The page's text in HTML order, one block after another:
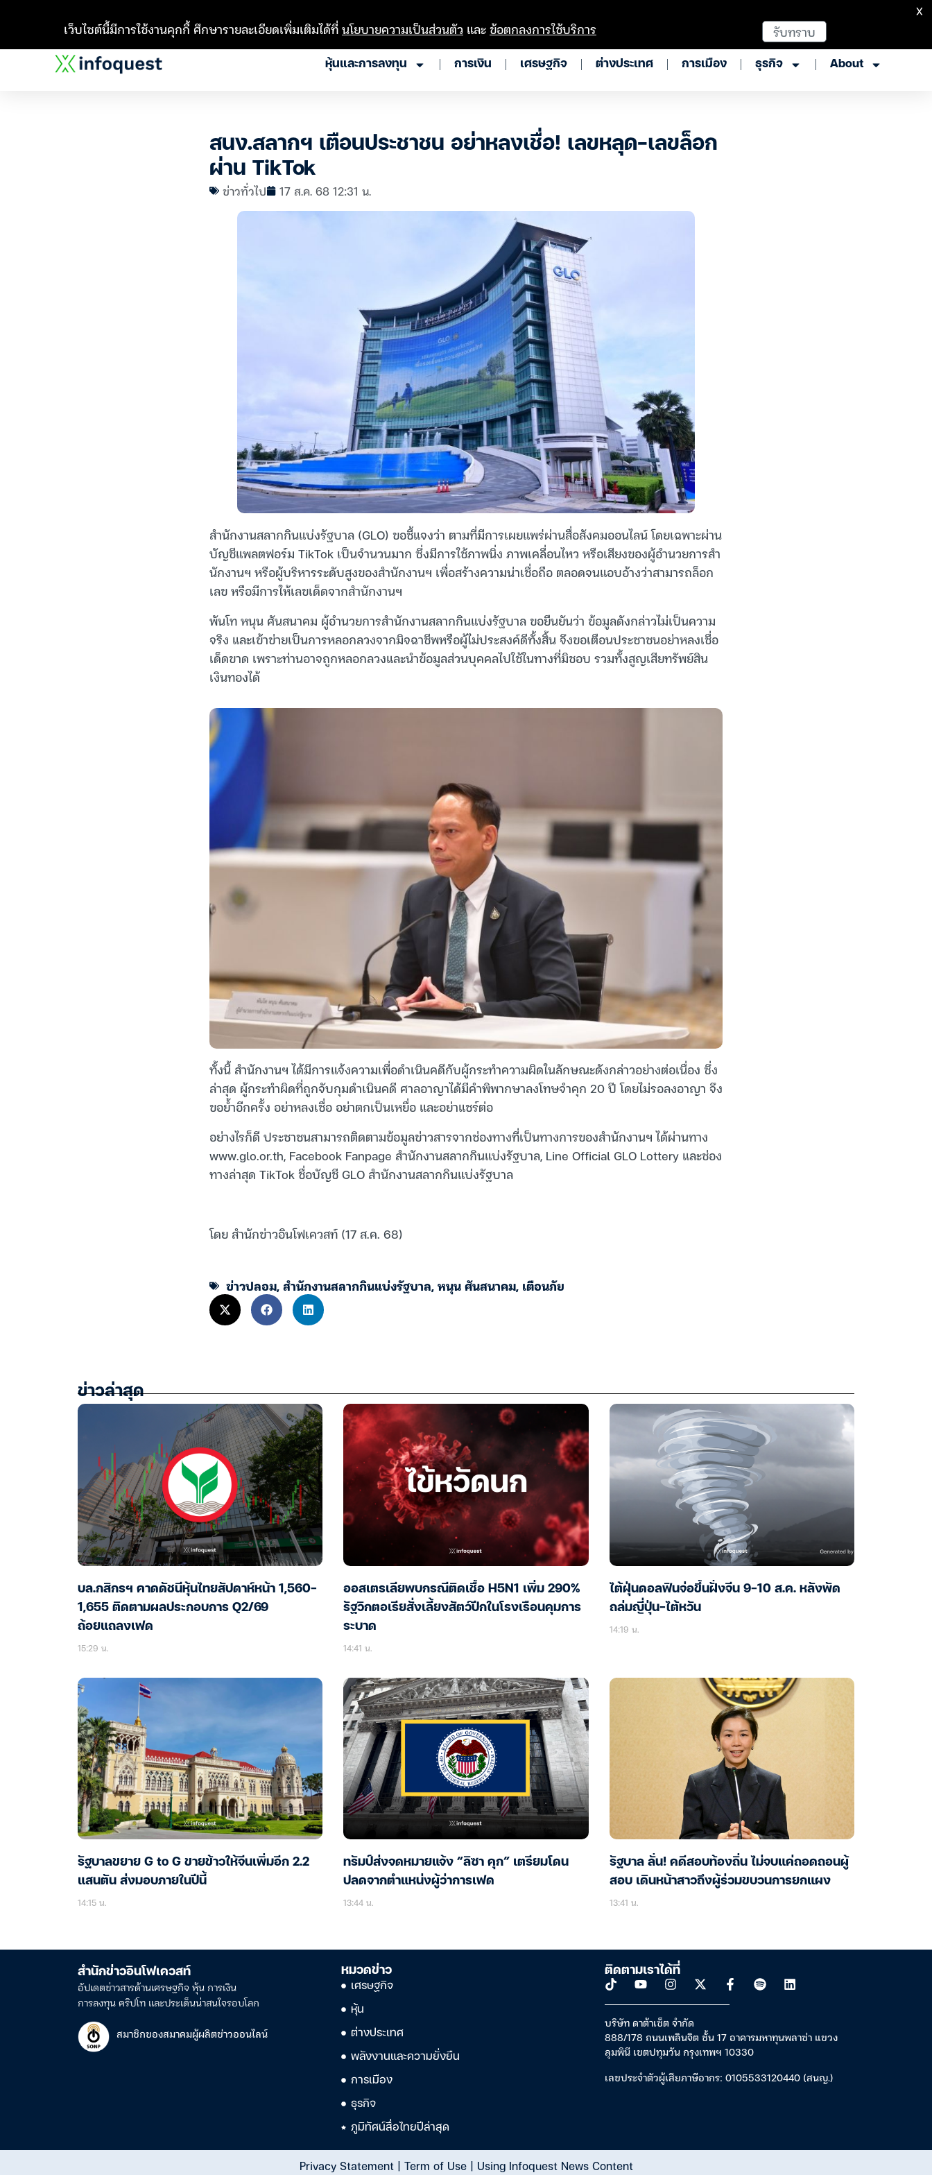
หุ้นและการลงทุน การเงิน เศรษฐกิจ ต่างประเทศ การเมือง ธุรกิจ About
สนง.สลากฯ เตือนประชาชน อย่าหลงเชื่อ! เลขหลุด-เลขล็อก
ผ่าน TikTok
ข่าวทั่วไป 17 ส.ค. 68 12:31 น.
สำนักงานสลากกินแบ่งรัฐบาล (GLO) ขอชี้แจงว่า ตามที่มีการเผยแพร่ผ่านสื่อสังคมออนไลน์ โดยเฉพาะผ่าน
บัญชีแพลตฟอร์ม TikTok เป็นจำนวนมาก ซึ่งมีการใช้ภาพนิ่ง ภาพเคลื่อนไหว หรือเสียงของผู้อำนวยการสำ
นักงานฯ หรือผู้บริหารระดับสูงของสำนักงานฯ เพื่อสร้างความน่าเชื่อถือ ตลอดจนแอบอ้างว่าสามารถล็อก
เลข หรือมีการให้เลขเด็ดจากสำนักงานฯ
พันโท หนุน ศันสนาคม ผู้อำนวยการสำนักงานสลากกินแบ่งรัฐบาล ขอยืนยันว่า ข้อมูลดังกล่าวไม่เป็นความ
จริง และเข้าข่ายเป็นการหลอกลวงจากมิจฉาชีพหรือผู้ไม่ประสงค์ดีทั้งสิ้น จึงขอเตือนประชาชนอย่าหลงเชื่อ
เด็ดขาด เพราะท่านอาจถูกหลอกลวงและนำข้อมูลส่วนบุคคลไปใช้ในทางที่มิชอบ รวมทั้งสูญเสียทรัพย์สิน
เงินทองได้
ทั้งนี้ สำนักงานฯ ได้มีการแจ้งความเพื่อดำเนินคดีกับผู้กระทำความผิดในลักษณะดังกล่าวอย่างต่อเนื่อง ซึ่ง
ล่าสุด ผู้กระทำผิดที่ถูกจับกุมดำเนินคดี ศาลอาญาได้มีคำพิพากษาลงโทษจำคุก 20 ปี โดยไม่รอลงอาญา จึง
ขอย้ำอีกครั้ง อย่าหลงเชื่อ อย่าตกเป็นเหยื่อ และอย่าแชร์ต่อ
อย่างไรก็ดี ประชาชนสามารถติดตามข้อมูลข่าวสารจากช่องทางที่เป็นทางการของสำนักงานฯ ได้ผ่านทาง
www.glo.or.th, Facebook Fanpage สำนักงานสลากกินแบ่งรัฐบาล, Line Official GLO Lottery และช่อง
ทางล่าสุด TikTok ชื่อบัญชี GLO สำนักงานสลากกินแบ่งรัฐบาล
โดย สำนักข่าวอินโฟเควสท์ (17 ส.ค. 68)
ข่าวปลอม,สำนักงานสลากกินแบ่งรัฐบาล,หนุน ศันสนาคม, เตือนภัย
ข่าวล่าสุด
บล.กสิกรฯ คาดดัชนีหุ้นไทยสัปดาห์หน้า 1,560-
1,655 ติดตามผลประกอบการ Q2/69
ถ้อยแถลงเฟด
15:29 น.
ออสเตรเลียพบกรณีติดเชื้อ H5N1 เพิ่ม 290%
รัฐวิกตอเรียสั่งเลี้ยงสัตว์ปีกในโรงเรือนคุมการ
ระบาด
14:41 น.
ไต้ฝุ่นดอลฟินจ่อขึ้นฝั่งจีน 9-10 ส.ค. หลังพัด
ถล่มญี่ปุ่น-ไต้หวัน
14:19 น.
รัฐบาลขยาย G to G ขายข้าวให้จีนเพิ่มอีก 2.2
แสนตัน ส่งมอบภายในปีนี้
14:15 น.
ทรัมป์ส่งจดหมายแจ้ง “ลิซา คุก” เตรียมโดน
ปลดจากตำแหน่งผู้ว่าการเฟด
13:44 น.
รัฐบาล ลั่น! คดีสอบท้องถิ่น ไม่จบแค่ถอดถอนผู้
สอบ เดินหน้าสาวถึงผู้ร่วมขบวนการยกแผง
13:41 น.
สำนักข่าวอินโฟเควสท์
อัปเดตข่าวสารด้านเศรษฐกิจ หุ้น การเงิน
การลงทุน คริปโท และประเด็นน่าสนใจรอบโลก
สมาชิกของสมาคมผู้ผลิตข่าวออนไลน์
หมวดข่าว
เศรษฐกิจ
หุ้น
ต่างประเทศ
พลังงานและความยั่งยืน
การเมือง
ธุรกิจ
ภูมิทัศน์สื่อไทยปีล่าสุด
ติดตามเราได้ที่
บริษัท ดาต้าเซ็ต จำกัด
888/178 ถนนเพลินจิต ชั้น 17 อาคารมหาทุนพลาซ่า แขวง
ลุมพินี เขตปทุมวัน กรุงเทพฯ 10330
เลขประจำตัวผู้เสียภาษีอากร: 0105533120440 (สนญ.)
Privacy Statement| Term of Use| Using Infoquest News Content
เว็บไซต์นี้มีการใช้งานคุกกี้ ศึกษารายละเอียดเพิ่มเติมได้ที่นโยบายความเป็นส่วนตัว และข้อตกลงการใช้บริการ รับทราบ
X